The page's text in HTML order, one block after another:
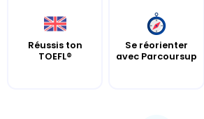
Réussis ton
TOEFL®
Se réorienter
avec Parcoursup